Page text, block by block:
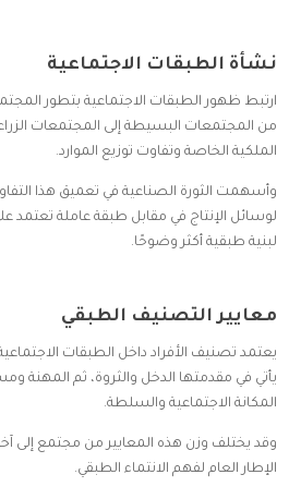
نشأة الطبقات الاجتماعية
ارتبط ظهور الطبقات الاجتماعية بتطور
من المجتمعات البسيطة إلى المجتمعات
الملكية الخاصة وتفاوت توزيع الموارد.
وأسهمت الثورة الصناعية في تعميق هذا
لوسائل الإنتاج في مقابل طبقة عاملة
لبنية طبقية أكثر وضوحًا.
معايير التصنيف الطبقي
يعتمد تصنيف الأفراد داخل الطبقات
يأتي في مقدمتها الدخل والثروة، ثم المهنة
المكانة الاجتماعية والسلطة.
وقد يختلف وزن هذه المعايير من مجتمع إلى
الإطار العام لفهم الانتماء الطبقي.